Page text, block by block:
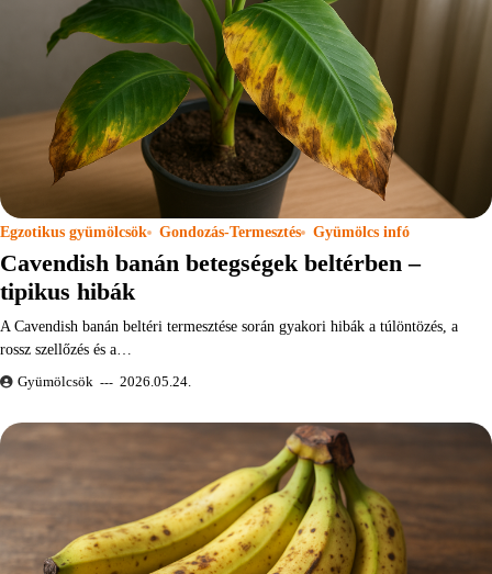
Egzotikus gyümölcsök Gondozás-Termesztés Gyümölcs infó
Cavendish banán betegségek beltérben –
tipikus hibák
A Cavendish banán beltéri termesztése során gyakori hibák a túlöntözés, a
rossz szellőzés és a…
Gyümölcsök 2026.05.24.